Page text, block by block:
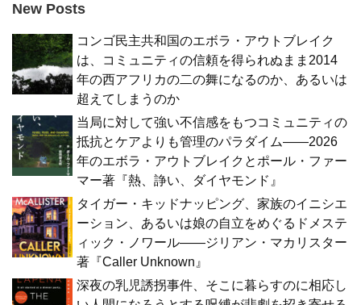
New Posts
コンゴ民主共和国のエボラ・アウトブレイク
は、コミュニティの信頼を得られぬまま2014
年の西アフリカの二の舞になるのか、あるいは
超えてしまうのか
当局に対して強い不信感をもつコミュニティの
抵抗とケアよりも管理のパラダイム――2026
年のエボラ・アウトブレイクとポール・ファー
マー著『熱、諍い、ダイヤモンド』
タイガー・キッドナッピング、家族のイニシエ
ーション、あるいは娘の自立をめぐるドメステ
ィック・ノワール――ジリアン・マカリスター
著『Caller Unknown』
深夜の乳児誘拐事件、そこに暮らすのに相応し